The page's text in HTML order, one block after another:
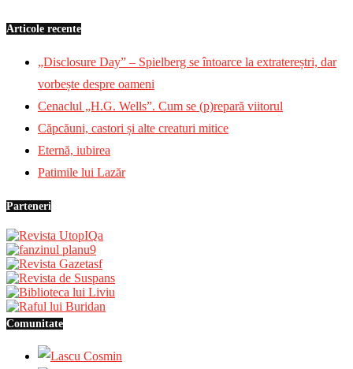
Articole recente
„Disclosure Day” – Spielberg se întoarce la extratereștri, dar
vorbește despre oameni
Cenaclul „H.G. Wells”. Cum se (p)repară viitorul
Căpcăuni, castori și alte creaturi mitice
Eternă, iubirea
Patimile lui Lazăr
Parteneri
Comunitate